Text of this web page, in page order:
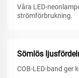
Våra LED-
strömförbrukning.
Sömlös
COB-LED-band ger